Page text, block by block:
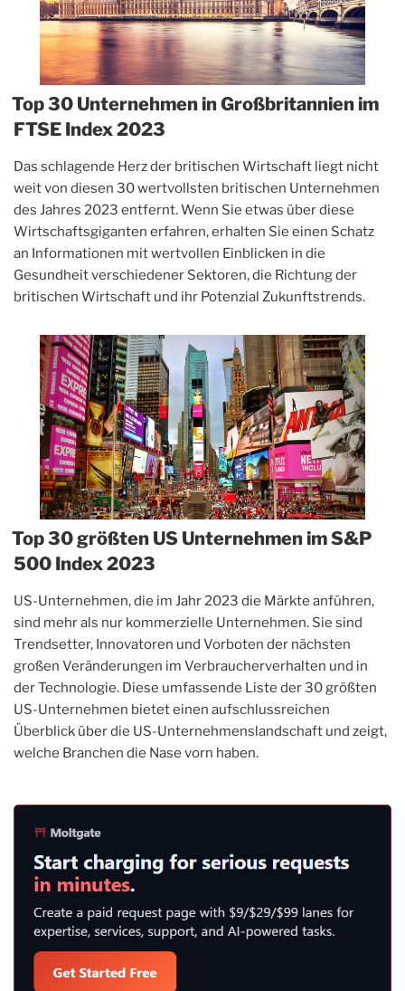
Top 30 Unternehmen in Großbritannien im
FTSE Index 2023
Das schlagende Herz der britischen Wirtschaft liegt nicht
weit von diesen 30 wertvollsten britischen Unternehmen
des Jahres 2023 entfernt. Wenn Sie etwas über diese
Wirtschaftsgiganten erfahren, erhalten Sie einen Schatz
an Informationen mit wertvollen Einblicken in die
Gesundheit verschiedener Sektoren, die Richtung der
britischen Wirtschaft und ihr Potenzial Zukunftstrends.
Top 30 größten US Unternehmen im S&P
500 Index 2023
US-Unternehmen, die im Jahr 2023 die Märkte anführen,
sind mehr als nur kommerzielle Unternehmen. Sie sind
Trendsetter, Innovatoren und Vorboten der nächsten
großen Veränderungen im Verbraucherverhalten und in
der Technologie. Diese umfassende Liste der 30 größten
US-Unternehmen bietet einen aufschlussreichen
Überblick über die US-Unternehmenslandschaft und zeigt,
welche Branchen die Nase vorn haben.